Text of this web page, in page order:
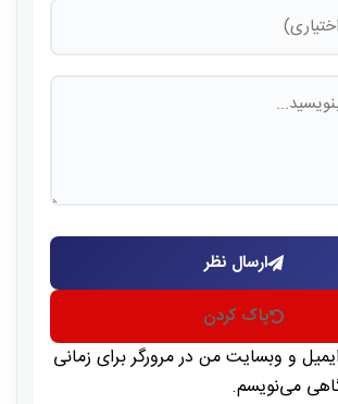
ارسال نظر
پاک کردن
و وبسایت من در مرورگر برای زمانی
می‌نویسم.